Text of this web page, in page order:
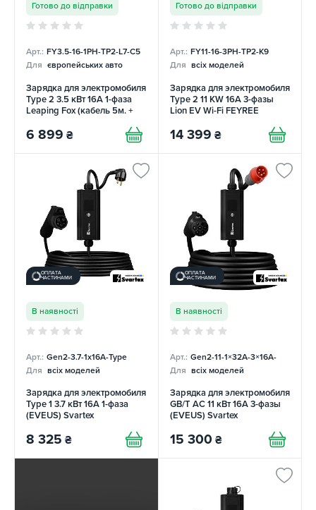
Готово до відправки
Арт.: FY3.5-16-1PH-TP2-L7-C5
Для європейських авто
Зарядка для электромобиля
Type 2 3.5 кВт 16А 1-фаза
Leaping Fox (кабель 5м. +
6 899 ₴
Готово до відправки
Арт.: FY11-16-3PH-TP2-K9
Для всіх моделей
Зарядка для электромобиля
Type 2 11 KW 16A 3-фазы
Lion EV Wi-Fi FEYREE
14 399 ₴
ОПЛАТА
ЧАСТИНАМИ
В наявності
Арт.: Gen2-3.7-1x16A-Type
Для всіх моделей
Зарядка для электромобиля
Type 1 3.7 кВт 16А 1-фаза
(EVEUS) Svartex
8 325 ₴
ОПЛАТА
ЧАСТИНАМИ
В наявності
Арт.: Gen2-11-1×32А-3×16A-
Для всіх моделей
Зарядка для электромобиля
GB/T AC 11 кВт 16А 3-фазы
(EVEUS) Svartex
15 300 ₴